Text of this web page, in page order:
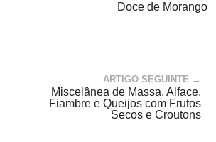
Doce de Morango
ARTIGO SEGUINTE →
Miscelânea de Massa, Alface,
Fiambre e Queijos com Frutos
Secos e Croutons